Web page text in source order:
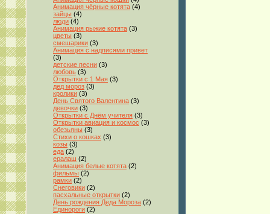
Анимация чёрные котята (4)
зайцы (4)
люди (4)
Анимация рыжие котята (3)
цветы (3)
смешарики (3)
Анимация с надписями привет
(3)
детские песни (3)
любовь (3)
Открытки с 1 Мая (3)
дед мороз (3)
кролики (3)
День Святого Валентина (3)
девочки (3)
Открытки с Днём учителя (3)
Открытки авиация и космос (3)
обезьяны (3)
Стихи о кошках (3)
козы (3)
еда (2)
ералаш (2)
Анимация белые котята (2)
фильмы (2)
рамки (2)
Снеговики (2)
пасхальные открытки (2)
День рождения Деда Мороза (2)
Единороги (2)